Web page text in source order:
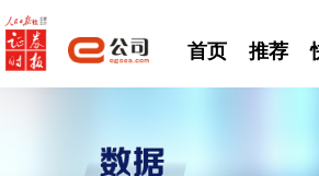
首页 推荐